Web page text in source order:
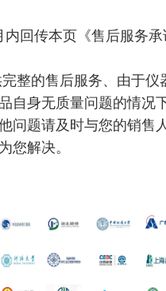
内回传本页《售后服务承
整的售后服务、由于仪
自身无质量问题的情况
问题请及时与您的销售
您解决。